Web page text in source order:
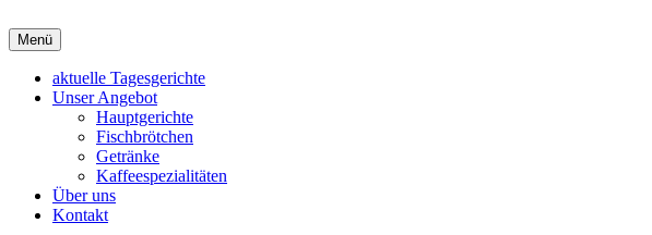
Inhalt
springen
Bistro "Alte Glaserei" – Bad Doberan
Guter Geschmack hat eine Adresse
Menü
aktuelle Tagesgerichte
Unser Angebot
Hauptgerichte
Fischbrötchen
Getränke
Kaffeespezialitäten
Über uns
Kontakt